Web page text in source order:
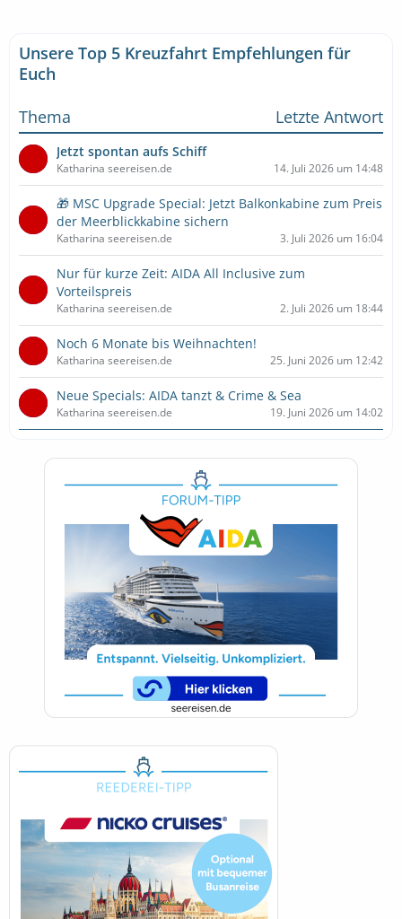
Unsere Top 5 Kreuzfahrt Empfehlungen für
Euch
Thema
Letzte Antwort
Jetzt spontan aufs Schiff
Katharina seereisen.de 14. Juli 2026 um 14:48
🎁 MSC Upgrade Special: Jetzt Balkonkabine zum Preis
der Meerblickkabine sichern
Katharina seereisen.de 3. Juli 2026 um 16:04
Nur für kurze Zeit: AIDA All Inclusive zum
Vorteilspreis
Katharina seereisen.de 2. Juli 2026 um 18:44
Noch 6 Monate bis Weihnachten!
Katharina seereisen.de 25. Juni 2026 um 12:42
Neue Specials: AIDA tanzt & Crime & Sea
Katharina seereisen.de 19. Juni 2026 um 14:02